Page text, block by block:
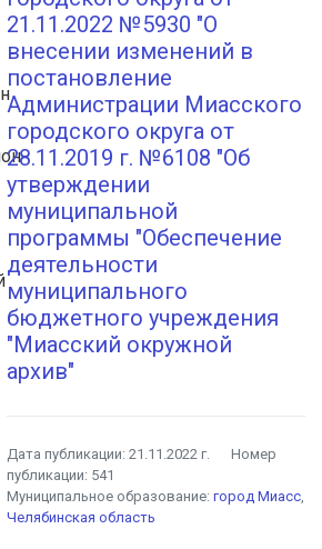
21.11.2022 №5930 "О
внесении изменений в
постановление
Администрации Миасского
городского округа от
28.11.2019 г. №6108 "Об
утверждении
муниципальной
программы "Обеспечение
деятельности
муниципального
бюджетного учреждения
"Миасский окружной
архив"
Дата публикации:21.11.2022 г.
Номер
публикации: 541
Муниципальное образование:город Миасс,
Челябинская область